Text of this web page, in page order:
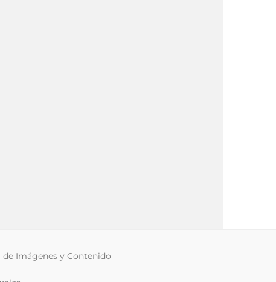
de Imágenes y Contenido